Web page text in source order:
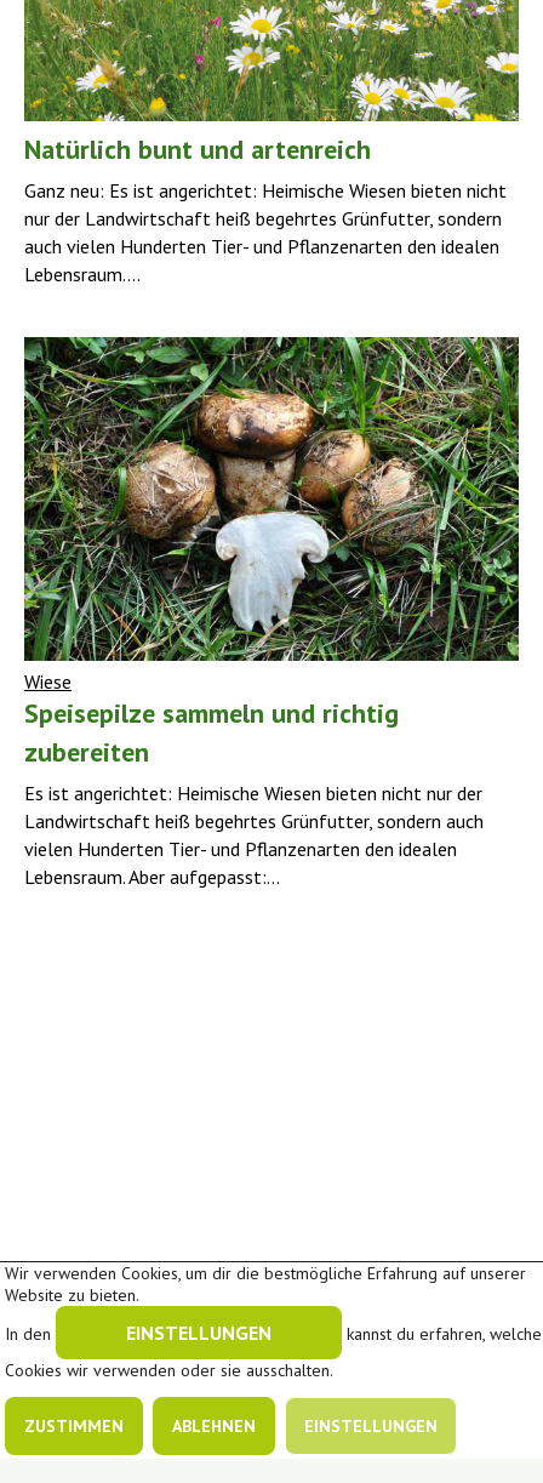
Natürlich bunt und artenreich
Ganz neu: Es ist angerichtet: Heimische Wiesen bieten nicht
nur der Landwirtschaft heiß begehrtes Grünfutter, sondern
auch vielen Hunderten Tier- und Pflanzenarten den idealen
Lebens­raum....
Wiese
Speisepilze sammeln und richtig
zubereiten
Es ist angerichtet: Heimische Wiesen bieten nicht nur der
Landwirtschaft heiß begehrtes Grünfutter, sondern auch
vielen Hunderten Tier- und Pflanzenarten den idealen
Lebens­raum. Aber aufgepasst:...
Schriftgröße: A | A | A
Downloads Impressum Datenschutz
Cookie-Einstellungen |
In Kooperation mit
Wir verwenden Cookies, um dir die bestmögliche Erfahrung auf unserer
Website zu bieten.
In den
EINSTELLUNGEN
kannst du erfahren, welche
Cookies wir verwenden oder sie ausschalten.
ZUSTIMMEN ABLEHNEN EINSTELLUNGEN